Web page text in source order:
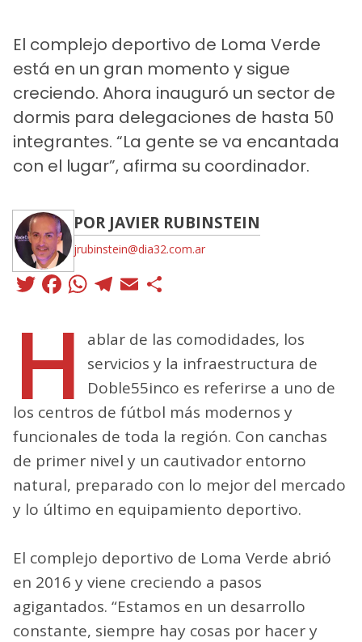
El complejo deportivo de Loma Verde
está en un gran momento y sigue
creciendo. Ahora inauguró un sector de
dormis para delegaciones de hasta 50
integrantes. “La gente se va encantada
con el lugar”, afirma su coordinador.
POR JAVIER RUBINSTEIN
jrubinstein@dia32.com.ar
Twitter
Facebook
WhatsApp
Telegram
Email
H
ablar de las comodidades, los
servicios y la infraestructura de
Doble55inco es referirse a uno de
los centros de fútbol más modernos y
funcionales de toda la región. Con canchas
de primer nivel y un cautivador entorno
natural, preparado con lo mejor del mercado
y lo último en equipamiento deportivo.
El complejo deportivo de Loma Verde abrió
en 2016 y viene creciendo a pasos
agigantados. “Estamos en un desarrollo
constante, siempre hay cosas por hacer y